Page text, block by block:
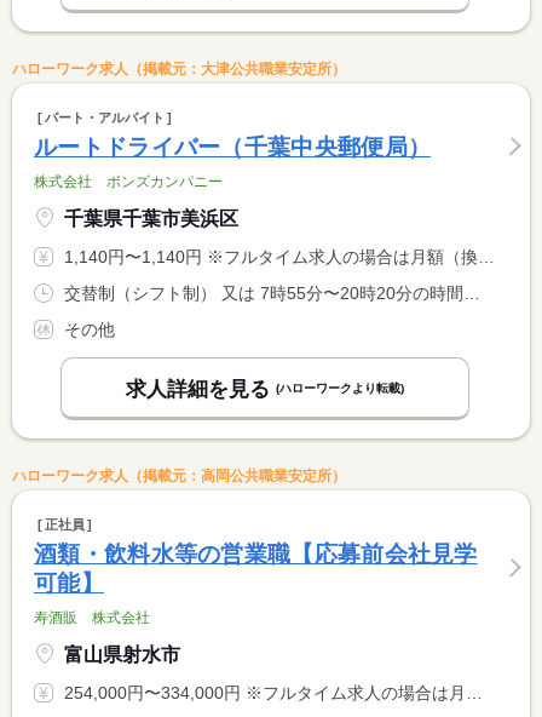
ハローワーク求人（掲載元：大津公共職業安定所）
パート・アルバイト
ルートドライバー（千葉中央郵便局）
株式会社 ボンズカンパニー
千葉県千葉市美浜区
1,140円〜1,140円 ※フルタイム求人の場合は月額（換算額）、パート求人の場合は時間額を表示しています。
その他
求人詳細を見る (ハローワークより転載)
ハローワーク求人（掲載元：高岡公共職業安定所）
正社員
酒類・飲料水等の営業職【応募前会社見学
可能】
寿酒販 株式会社
富山県射水市
254,000円〜334,000円 ※フルタイム求人の場合は月額（換算額）、パート求人の場合は時間額を表示しています。